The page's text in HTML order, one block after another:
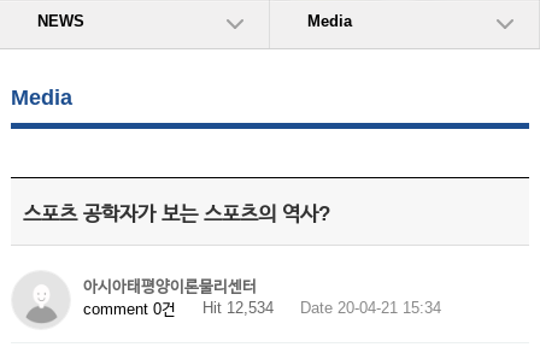
NEWS Media
Media
스포츠 공학자가 보는 스포츠의 역사?
아시아태평양이론물리센터
comment 0건
Hit 12,534 Date 20-04-21 15:34